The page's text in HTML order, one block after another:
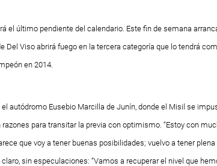
el último pendiente del calendario. Este fin de semana
Del Viso abrirá fuego en la tercera categoría que lo tendrá
en 2014.
el autódromo Eusebio Marcilla de Junín, donde el Misil se
razones para transitar la previa con optimismo. “Estoy con
que voy a tener buenas posibilidades; vuelvo a tener
sin especulaciones: “Vamos a recuperar el nivel que